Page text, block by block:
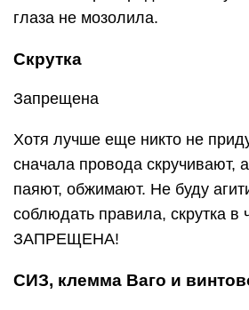
глаза не мозолила.
Скрутка
Запрещена
Хотя лучше еще никто не
сначала провода скручивают,
паяют, обжимают. Не буду
соблюдать правила, скрутка в
ЗАПРЕЩЕНА!
СИЗ, клемма Ваго и